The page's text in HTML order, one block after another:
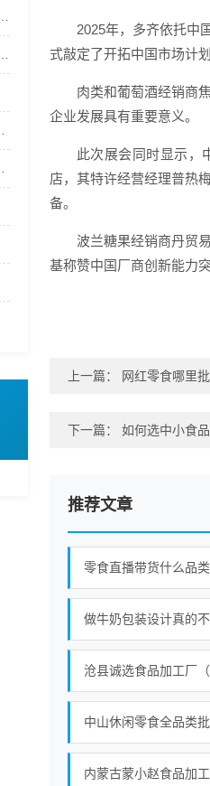
2025年，多齐依托中
式敲定了开拓中国市场计
肉类和葡萄酒经销商
企业发展具有重要意义。
此次展会同时显示，
店，其特许经营经理普热
备。
波兰糖果经销商丹贸
基称赞中国厂商创新能力
上一篇： 网红零食哪里
下一篇： 如何选中小食
推荐文章
沧县诚选食品加工厂
内蒙古蒙小赵食品加